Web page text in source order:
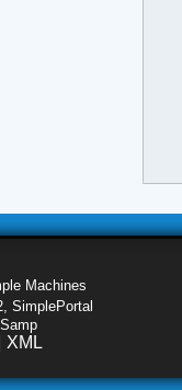
Machines
SimplePortal
XML